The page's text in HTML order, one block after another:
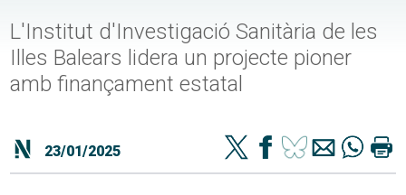
L'Institut d'Investigació Sanitària de les
Illes Balears lidera un projecte pioner
amb finançament estatal
23/01/2025